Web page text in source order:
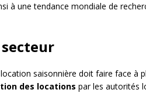
à une tendance mondiale de
saisonnière doit faire face à
des locations par les autorités